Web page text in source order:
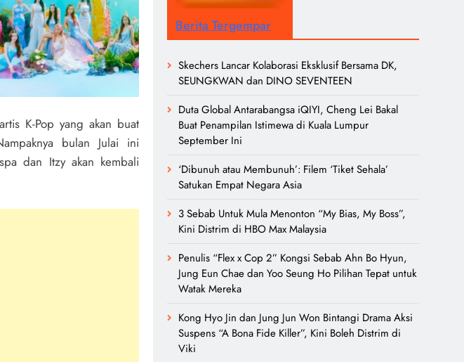
K-Pop yang akan buat
bulan Julai ini
dan Itzy akan kembali
Berita Tergempar
Skechers Lancar Kolaborasi Eksklusif Bersama DK,
SEUNGKWAN dan DINO SEVENTEEN
Duta Global Antarabangsa iQIYI, Cheng Lei Bakal
Buat Penampilan Istimewa di Kuala Lumpur
September Ini
‘Dibunuh atau Membunuh’: Filem ‘Tiket Sehala’
Satukan Empat Negara Asia
3 Sebab Untuk Mula Menonton “My Bias, My Boss”,
Kini Distrim di HBO Max Malaysia
Penulis “Flex x Cop 2” Kongsi Sebab Ahn Bo Hyun,
Jung Eun Chae dan Yoo Seung Ho Pilihan Tepat untuk
Watak Mereka
Kong Hyo Jin dan Jung Jun Won Bintangi Drama Aksi
Suspens “A Bona Fide Killer”, Kini Boleh Distrim di
Viki